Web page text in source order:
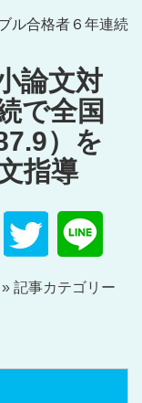
ル合格者６年連続
論文対
で全国
）を
指導
» 記事カテゴリー